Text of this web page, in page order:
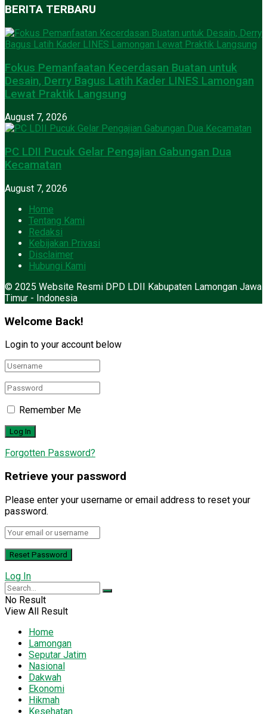
BERITA TERBARU
Fokus Pemanfaatan Kecerdasan Buatan untuk
Desain, Derry Bagus Latih Kader LINES Lamongan
Lewat Praktik Langsung
August 7, 2026
PC LDII Pucuk Gelar Pengajian Gabungan Dua
Kecamatan
August 7, 2026
Home
Tentang Kami
Redaksi
Kebijakan Privasi
Disclaimer
Hubungi Kami
© 2025 Website Resmi DPD LDII Kabupaten Lamongan Jawa
Timur - Indonesia
Welcome Back!
Login to your account below
Remember Me
Forgotten Password?
Retrieve your password
Please enter your username or email address to reset your
password.
Log In
No Result
View All Result
Home
Lamongan
Seputar Jatim
Nasional
Dakwah
Ekonomi
Hikmah
Kesehatan